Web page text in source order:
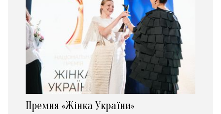
Премия «Жінка України»